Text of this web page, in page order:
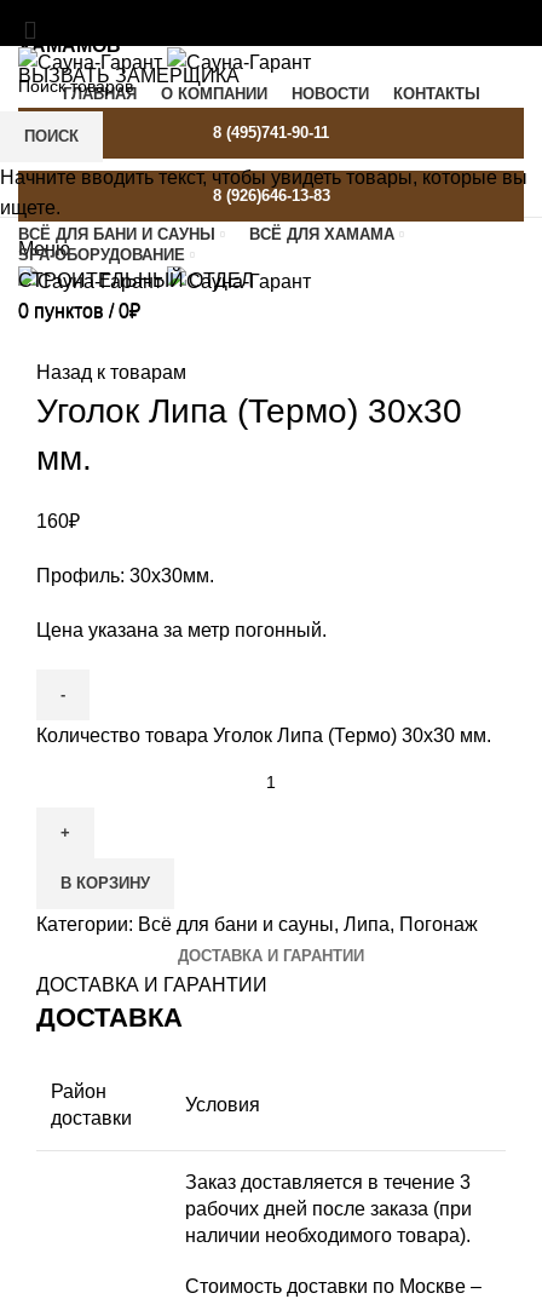
ХАМАМОВ
ВЫЗВАТЬ ЗАМЕРЩИКА
SAUNA-GARANT@YANDEX.RU C 9:00 ДО 21:00
ГЛАВНАЯ О КОМПАНИИ НОВОСТИ КОНТАКТЫ
8 (495)741-90-11
8 (926)646-13-83
Меню
0 пунктов / 0₽
ВСЁ ДЛЯ БАНИ И САУНЫ
ВСЁ ДЛЯ ХАМАМА
SPA-ОБОРУДОВАНИЕ
СТРОИТЕЛЬНЫЙ ОТДЕЛ
0 пунктов / 0₽
Назад к товарам
Уголок Липа (Термо) 30х30
мм.
160₽
Профиль: 30х30мм.
Цена указана за метр погонный.
Количество товара Уголок Липа (Термо) 30х30 мм.
В КОРЗИНУ
Категории: Всё для бани и сауны, Липа, Погонаж
ДОСТАВКА И ГАРАНТИИ
ДОСТАВКА И ГАРАНТИИ
ДОСТАВКА
Район
доставки
Условия
Заказ доставляется в течение 3
рабочих дней после заказа (при
наличии необходимого товара).
Стоимость доставки по Москве –
ПОИСК
Начните вводить текст, чтобы увидеть товары, которые вы
ищете.